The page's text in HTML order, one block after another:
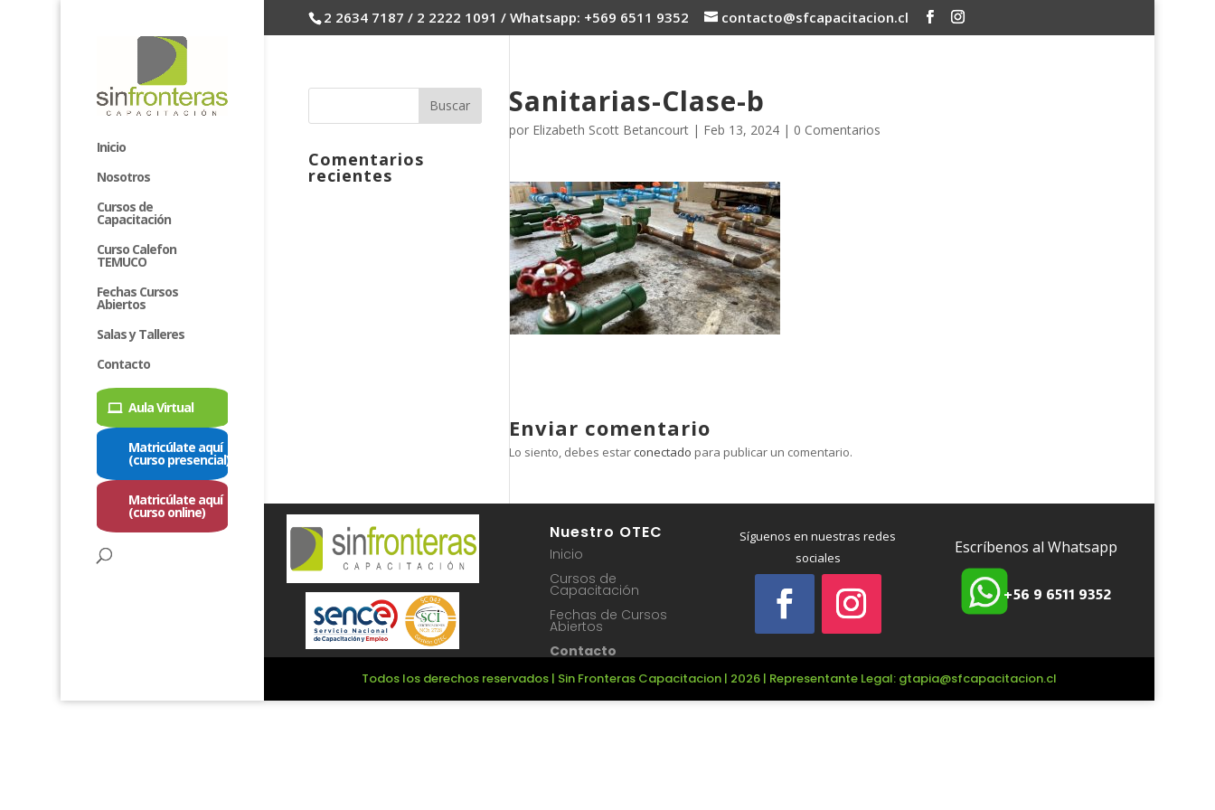
2 2634 7187 / 2 2222 1091 / Whatsapp: +569 6511 9352 contacto@sfcapacitacion.cl
Inicio
Nosotros
Cursos de
Capacitación
Curso Calefon
TEMUCO
Fechas Cursos
Abiertos
Salas y Talleres
Contacto
Aula Virtual
Matricúlate aquí
(curso presencial)
Matricúlate aquí
(curso online)
Sanitarias-Clase-b
por Elizabeth Scott Betancourt| Feb 13, 2024| 0 Comentarios
Enviar comentario
Lo siento, debes estar conectado para publicar un comentario.
Comentarios
recientes
Nuestro OTEC
Inicio
Cursos de
Capacitación
Fechas de Cursos
Abiertos
Contacto
Síguenos en nuestras redes
sociales
Escríbenos al Whatsapp
+56 9 6511 9352
Todos los derechos reservados | Sin Fronteras Capacitacion | 2026 | Representante Legal: gtapia@sfcapacitacion.cl